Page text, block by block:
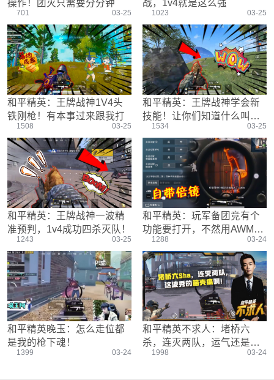
艺帝帝
晚玉
野点发育
载具解析
游戏设置
压枪教学
落地选择
精英测评师
精英操作篇
主播搞笑篇
欢乐时刻
盒平老中医
防弹铁头团
战队选手
赛事回放
精彩集锦
操作！团灭只需要分分钟
701 03-25
战，1v4就是这么强
1023 03-25
和平精英：王牌战神1V4头
铁刚枪！有本事过来跟我打
1508 03-25
和平精英：王牌战神学会新
技能！让你们知道什么叫天
降正义
1534 03-25
和平精英：王牌战神一波精
准预判，1v4成功四杀灭队！
1243 03-25
和平精英：玩军备团竞有个
功能要打开，不然用AWM也
只能机瞄！
1288 03-24
和平精英晚玉：怎么走位都
是我的枪下魂！
1399 03-24
和平精英不求人：堵桥六
杀，连灭两队，运气还是实
力？
1998 03-24